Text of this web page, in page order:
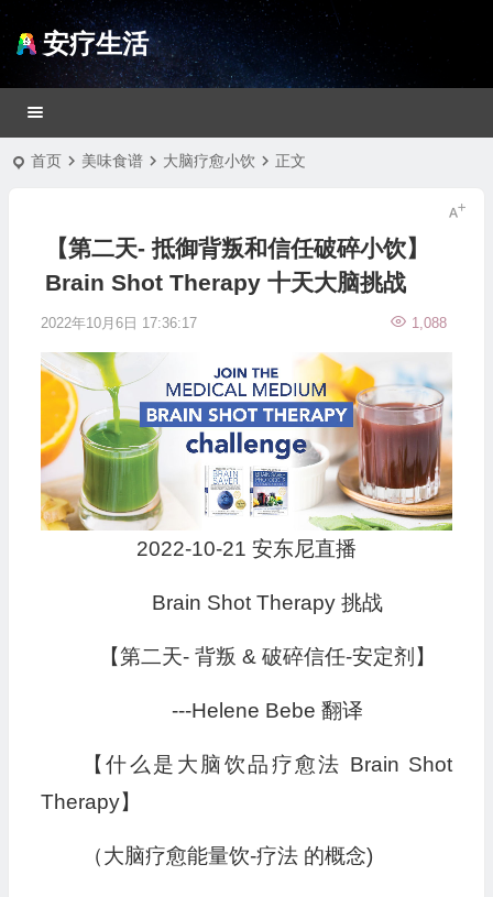
安疗生活
首页 美味食谱 大脑疗愈小饮 正文
【第二天- 抵御背叛和信任破碎小饮】
Brain Shot Therapy 十天大脑挑战
2022年10月6日 17:36:17 1,088
2022-10-21 安东尼直播
Brain Shot Therapy 挑战
【第二天- 背叛 & 破碎信任-安定剂】
---Helene Bebe 翻译
【什么是大脑饮品疗愈法 Brain Shot
Therapy】
（大脑疗愈能量饮-疗法 的概念)